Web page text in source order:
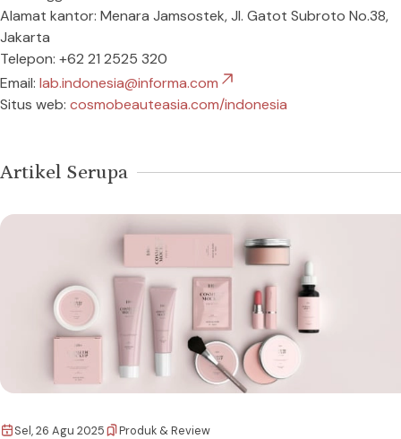
Alamat kantor: Menara Jamsostek, Jl. Gatot Subroto No.38,
Jakarta
Telepon: +62 21 2525 320
Email: lab.indonesia@informa.com
Situs web: cosmobeauteasia.com/indonesia
Artikel Serupa
Sel, 26 Agu 2025 Produk & Review